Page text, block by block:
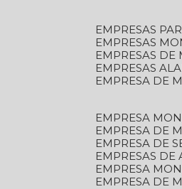
EMPRESAS
EMPRESAS
EMPRESAS
EMPRESAS
EMPRESA DE
EMPRESA
EMPRESA DE
EMPRESA DE
EMPRESAS
EMPRESA
EMPRESA DE